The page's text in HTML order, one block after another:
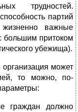
трудно­стей.
партий
важные
большим при­током
убежища).
организация может
то можно, по-
граждан должно